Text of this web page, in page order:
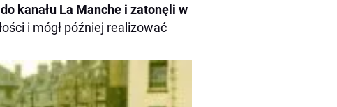
kanału La Manche i zatonęli w
i mógł później realizować